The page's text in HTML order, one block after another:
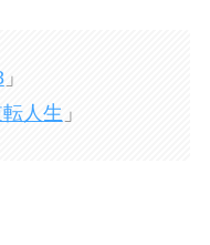
」
人生 」